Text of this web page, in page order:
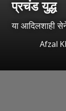
प्रचंड युद्ध
या आदिलशाही
Afzal